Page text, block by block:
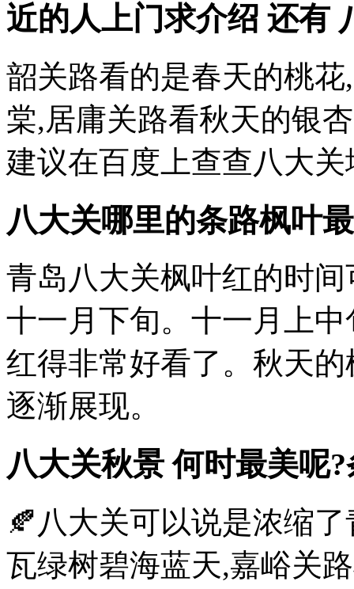
近的人上门求介绍 还有
韶关路看的是春天的桃
棠,居庸关路看秋天的银
建议在百度上查查八大
八大关哪里的条路枫叶
青岛八大关枫叶红的时
十一月下旬。十一月上
红得非常好看了。秋天
逐渐展现。
八大关秋景 何时最美呢
🍂八大关可以说是浓缩
瓦绿树碧海蓝天,嘉峪关